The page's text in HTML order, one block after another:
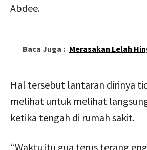
Abdee.
Baca Juga : Merasakan Lelah
Hal tersebut lantaran dirinya
melihat untuk melihat
ketika tengah di rumah sakit.
“Waktu itu gua terus terang